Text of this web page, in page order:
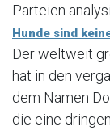
Parteien
Hunde sind
Der weltweit
hat in den
dem Namen
die eine